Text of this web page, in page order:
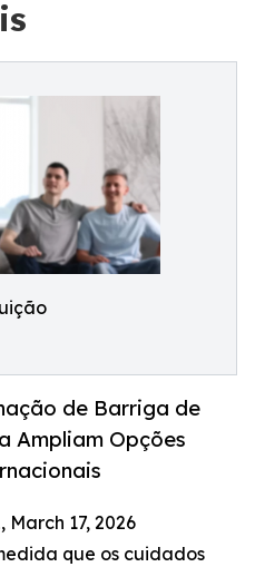
de Barriga de
Ampliam Opções
March 17, 2026
que os cuidados